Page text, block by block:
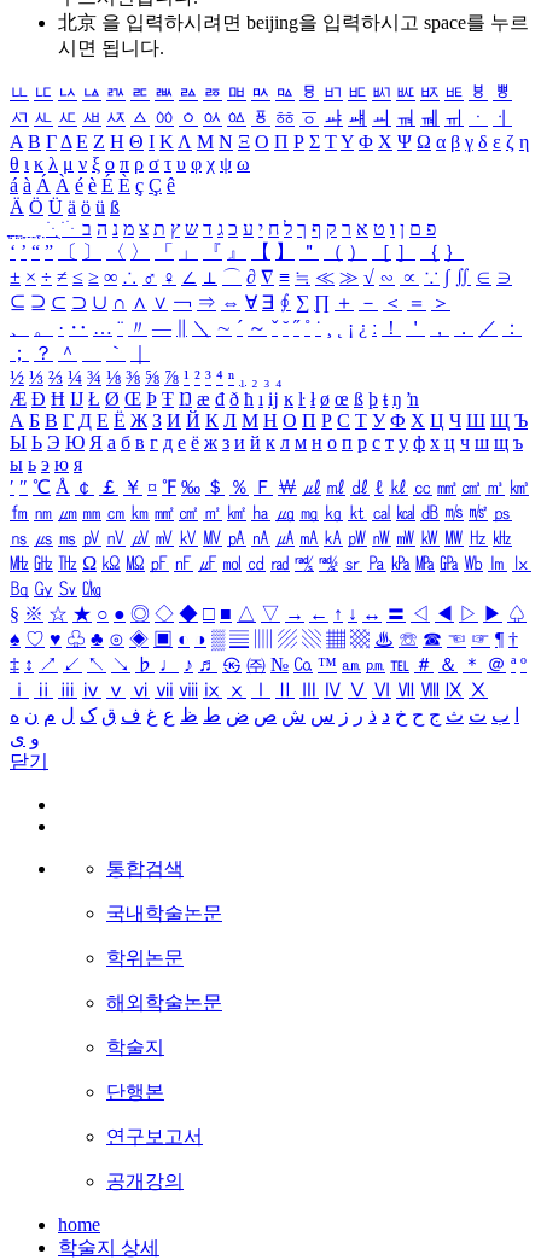
北京 을 입력하시려면 beijing을 입력하시고 space를 누르
시면 됩니다.
ㅥ ㅦ ㅧ ㅨ ㅩ ㅪ ㅫ ㅬ ㅭ ㅮ ㅯ ㅰ ㅱ ㅲ ㅳ ㅴ ㅵ ㅶ ㅷ ㅸ
ㅹ
ㅺ ㅻ ㅼ ㅽ ㅾ ㅿ ㆀ ㆁ ㆂ ㆃ ㆄ ㆅ ㆆ ㆇ ㆈ ㆉ ㆊ ㆋ ㆌ ㆍ
ㆎ
Α Β ΓΔ Ε Ζ Η Θ Ι ΚΛ Μ Ν Ξ Ο Π Ρ Σ ΤΥ Φ Χ Ψ Ω α β γ δ ε ζ η
θ ι κ λ μ ν ξ ο π ρ σ τ υ φ χ ψ ω
á à Á À é è É È ç Ç ê
Ä Ö Ü ä ö ü ß
ִֶֹ ֻּ ׁׂ פ ם ן ו ט א ר ק ף ך ל ח י ע כ ג ד ש ץ ת צ מ נ ה ב
‘ ’ “ ” 〔 〕 〈 〉 「 」 『 』 【 】 ＂ （ ） ［ ］ ｛ ｝
± × ÷ ≠ ≤ ≥ ∞ ∴ ♂ ♀ ∠ ⊥ ⌒ ∂ ∇ ≡ ≒ ≪ ≫ √ ∽ ∝ ∵ ∫ ∬ ∈ ∋
⊆ ⊇ ⊂ ⊃ ∪ ∩ ∧ ∨ ￢ ⇒ ⇔ ∀ ∃ ∮ ∑ ∏ ＋ － ＜ ＝
＞
、
。 · ‥ … ¨ 〃 ― ＼ ∼ ´ ～ ˇ ˘ ˝ ˚ ˙ ¸ ¡ ¿ ː ！ ＇ ， ． ／
：
；
？ ＾ ｀
½ ⅓ ⅔ ¼ ¾ ⅛ ⅜ ⅝ ⅞ ¹ ² ³ ⁴ ⁿ ₁ ₂ ₃ ₄
Æ Ð Ħ Ĳ Ł Ø Œ Þ Ŧ Ŋ æ đ ð ħ ı ĳ ĸ ŀ ł ø œ ß þ ŧ ŋ ŉ
А Б В Г Д Е Ё Ж З И Й К Л М Н О П Р С Т У Ф Х Ц Ч Ш Щ Ъ
Ы Ь Э Ю Я а б в г д е ё ж з и й к л м н о п р с т у ф х ц ч ш щ ъ
ы ь э ю я
′ ″ ℃ Å ￠ ￡ ￥ ¤ ℉ ‰ ＄ ％ Ｆ ￦ ㎕ ㎖ ㎗ ℓ ㎘ ㏄ ㎣ ㎤ ㎥ ㎦
㎙ ㎚ ㎛ ㎜ ㎝ ㎞ ㎟ ㎠ ㎡ ㎢ ㏊ ㎍ ㎎ ㎏ ㏏ ㎈ ㎉ ㏈ ㎧ ㎨ ㎰
㎱ ㎲ ㎳ ㎴ ㎵ ㎶ ㎷ ㎸ ㎹ ㎀ ㎁ ㎂ ㎃ ㎄ ㎺ ㎻ ㎽ ㎾ ㎿ ㎐ ㎑
㎒ ㎓ ㎔ Ω ㏀ ㏁ ㎊ ㎋ ㎌ ㏖ ㏅ ㎭ ㎮ ㎯ ㏛ ㎩ ㎪ ㎫ ㎬ ㏝ ㏐
㏓
㏃ ㏉ ㏜ ㏆
§ ※ ☆ ★ ○ ● ◎ ◇ ◆ □ ■ △ ▽ → ← ↑ ↓ ↔ 〓 ◁ ◀ ▷ ▶ ♤
♠ ♡ ♥ ♧ ♣ ⊙ ◈ ▣ ◐ ◑ ▒ ▤ ▨ ▧ ▦ ▩ ♨ ☏ ☎ ☜ ☞ ¶ †
‡ ↕ ↗ ↙ ↖ ↘ ♭ ♩ ♪ ♬ ㉿ ㈜ № ㏇ ™ ㏂ ㏘ ℡ ＃ ＆ ＊ ＠ ª º
ⅰ
ⅱ ⅲ ⅳ ⅴ ⅵ ⅶ ⅷ ⅸ ⅹ Ⅳ Ⅴ Ⅵ Ⅶ Ⅷ Ⅸ Ⅹ
ب ت ث ج ح خ د ذ ر ز س ش ص ض ط ظ ع غ ف ق ک ل م ن ه
و ی
닫기
통합검색
국내학술논문
학위논문
해외학술논문
학술지
단행본
연구보고서
공개강의
home
학술지 상세